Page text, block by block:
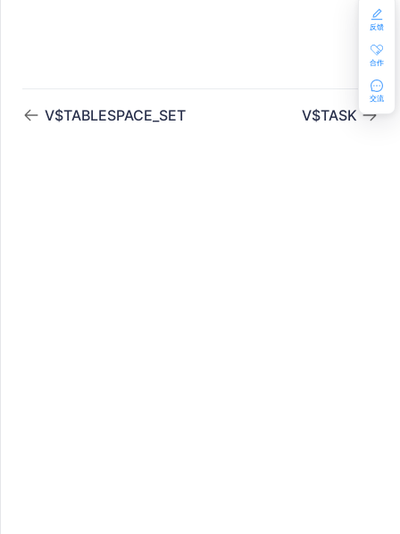
V$TABLESPACE_SET V$TASK
反馈
合作
交流